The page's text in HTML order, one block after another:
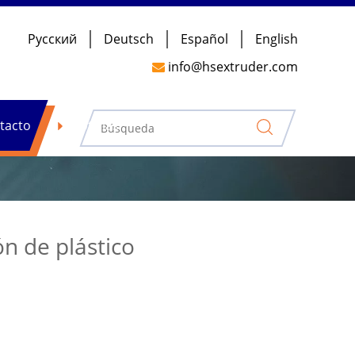
Pусский Deutsch Español English
 info@hsextruder.com
Noticias
de plástico
de plástico